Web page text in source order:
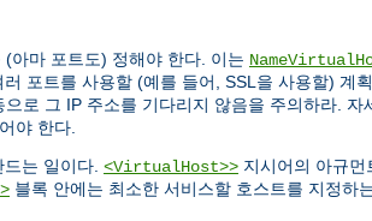
아마 포트도) 정해야 한다. 이는
포트를 사용할 (예를 들어, SSL을 사용할) 계
로 그 IP 주소를 기다리지 않음을 주의하라. 자
야 한다.
는 일이다. <VirtualHost>> 지시어의 아규먼
블록 안에는 최소한 서비스할 호스트를 지정하